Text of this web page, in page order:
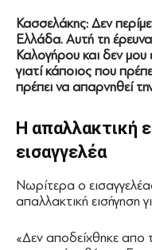
Κασσελάκης: Δεν
Ελλάδα. Αυτή τη
Καλογήρου και δεν
γιατί κάποιος που
πρέπει να απαρνηθεί
Η απαλλακτική
εισαγγελέα
Νωρίτερα ο
απαλλακτική εισήγηση
«Δεν αποδείχθηκε απο